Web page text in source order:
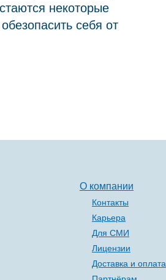
некоторые
себя от
Доставка и оплата
Лицензии
Для СМИ
Карьера
Контакты
О компании